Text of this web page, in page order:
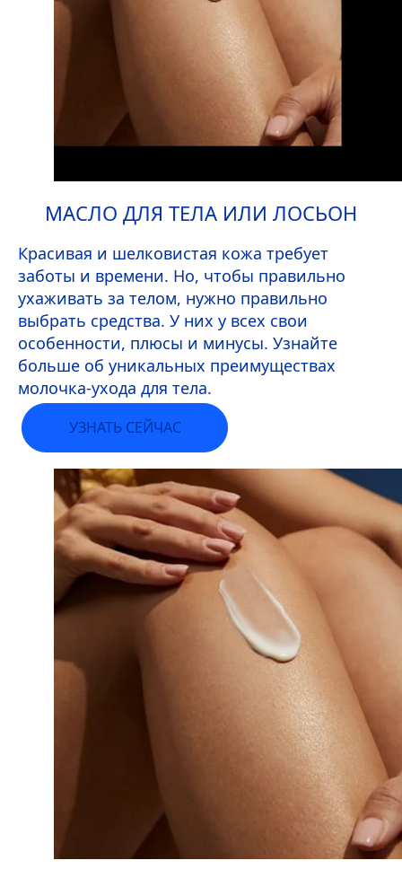
МАСЛО ДЛЯ ТЕЛА ИЛИ ЛОСЬОН
Красивая и шелковистая кожа требует
заботы и времени. Но, чтобы правильно
ухаживать за телом, нужно правильно
выбрать средства. У них у всех свои
особенности, плюсы и минусы. Узнайте
больше об уникальных преимуществах
молочка-ухода для тела.
УЗНАТЬ СЕЙЧАС